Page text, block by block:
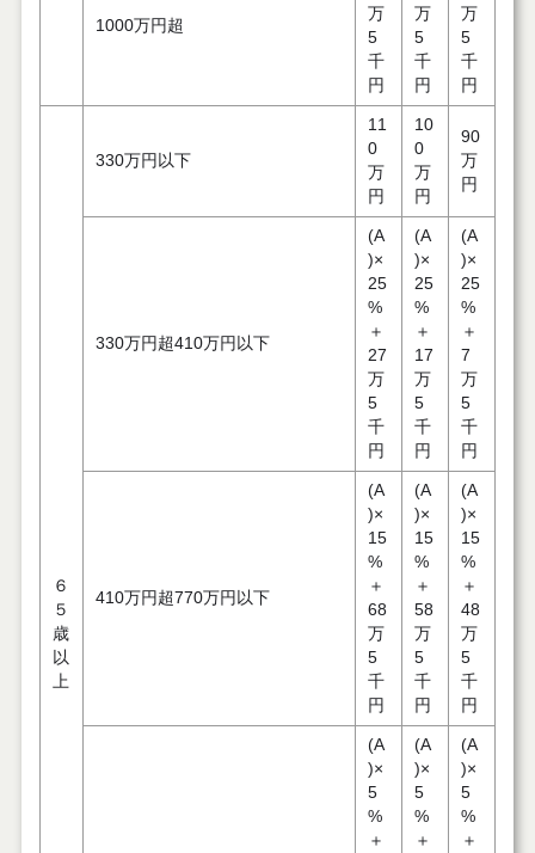
1000万円超
万
5
千
円
万
5
千
円
万
5
千
円
６
５
歳
以
上
330万円以下
11
0
万
円
10
0
万
円
90
万
円
330万円超410万円以下
(A
)×
25
%
＋
27
万
5
千
円
(A
)×
25
%
＋
17
万
5
千
円
(A
)×
25
%
＋
7
万
5
千
円
410万円超770万円以下
(A
)×
15
%
＋
68
万
5
千
円
(A
)×
15
%
＋
58
万
5
千
円
(A
)×
15
%
＋
48
万
5
千
円
(A
)×
5
%
＋
(A
)×
5
%
＋
(A
)×
5
%
＋